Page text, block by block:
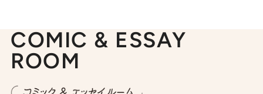
COMIC & ESSAY
ROOM